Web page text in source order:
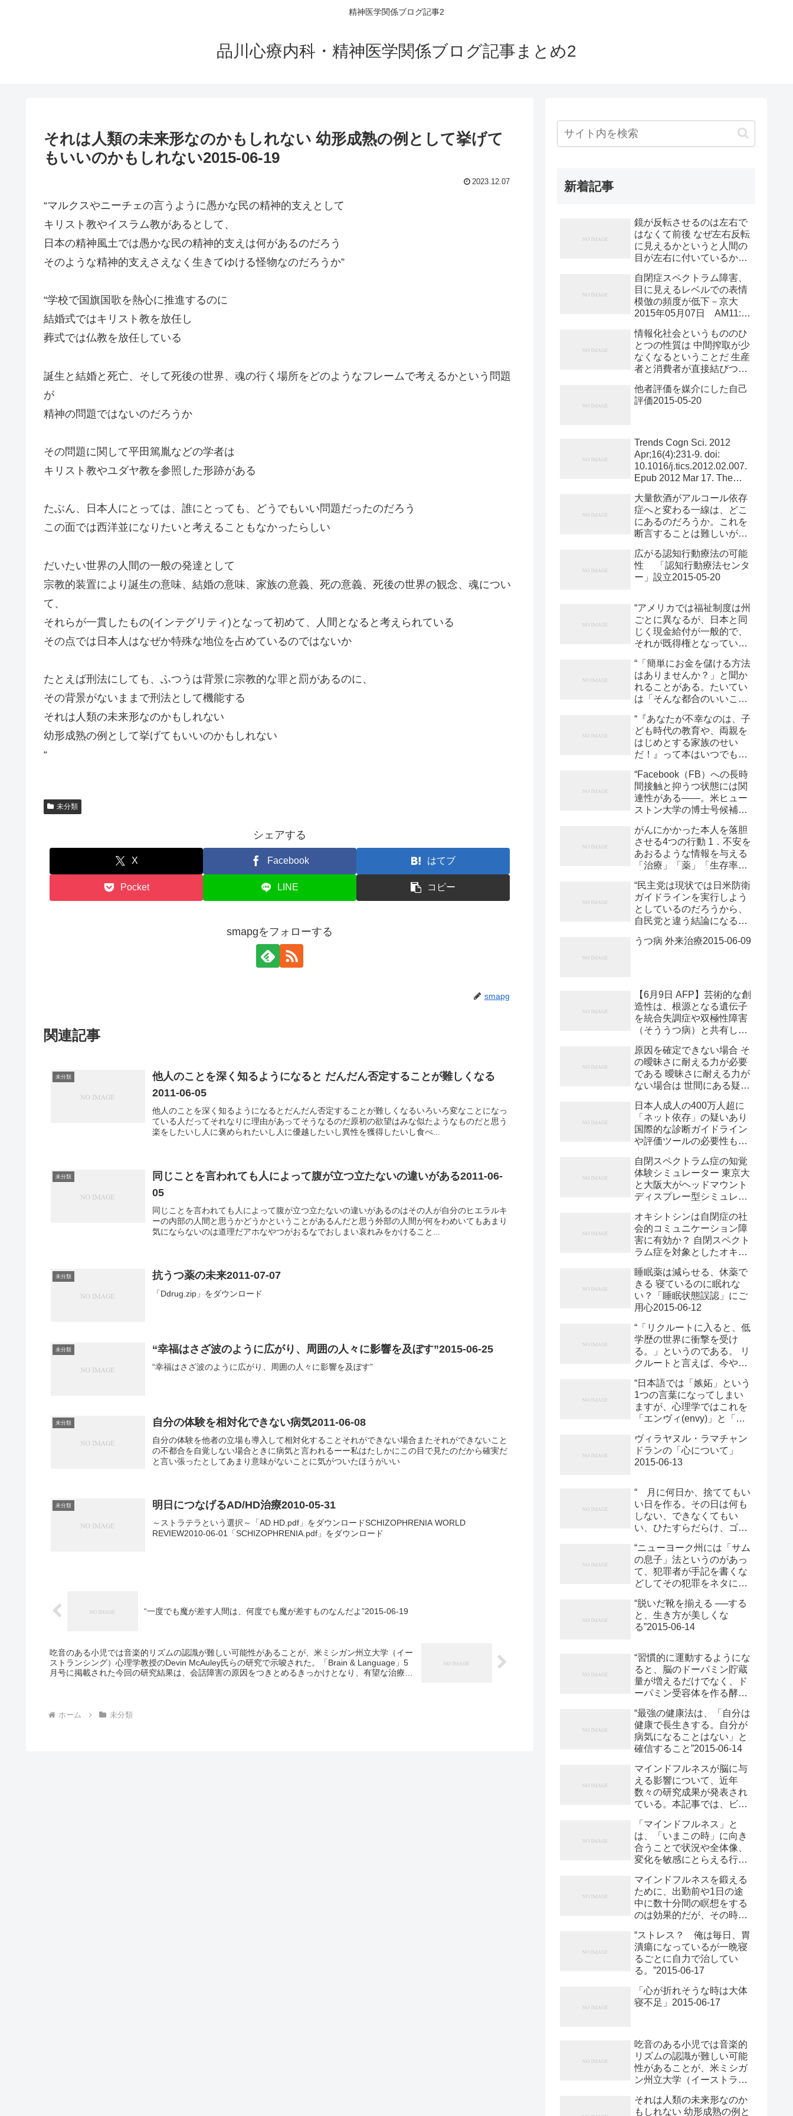
精神医学関係ブログ記事2
品川心療内科・精神医学関係ブログ記事まとめ2
それは人類の未来形なのかもしれない 幼形成熟の例として挙げて
もいいのかもしれない2015-06-19
2023.12.07
“マルクスやニーチェの言うように愚かな民の精神的支えとして
キリスト教やイスラム教があるとして、
日本の精神風土では愚かな民の精神的支えは何があるのだろう
そのような精神的支えさえなく生きてゆける怪物なのだろうか”
“学校で国旗国歌を熱心に推進するのに
結婚式ではキリスト教を放任し
葬式では仏教を放任している
誕生と結婚と死亡、そして死後の世界、魂の行く場所をどのようなフレームで考えるかという問題
が
精神の問題ではないのだろうか
その問題に関して平田篤胤などの学者は
キリスト教やユダヤ教を参照した形跡がある
たぶん、日本人にとっては、誰にとっても、どうでもいい問題だったのだろう
この面では西洋並になりたいと考えることもなかったらしい
だいたい世界の人間の一般の発達として
宗教的装置により誕生の意味、結婚の意味、家族の意義、死の意義、死後の世界の観念、魂につい
て、
それらが一貫したもの(インテグリティ)となって初めて、人間となると考えられている
その点では日本人はなぜか特殊な地位を占めているのではないか
たとえば刑法にしても、ふつうは背景に宗教的な罪と罰があるのに、
その背景がないままで刑法として機能する
それは人類の未来形なのかもしれない
幼形成熟の例として挙げてもいいのかもしれない
“
未分類
シェアする
X Facebook はてブ
Pocket LINE コピー
smapgをフォローする
smapg
関連記事
未分類
他人のことを深く知るようになると だんだん否定することが難しくなる
2011-06-05
他人のことを深く知るようになるとだんだん否定することが難しくなるいろいろ変なことになっ
ている人だってそれなりに理由があってそうなるのだ原初の欲望はみな似たようなものだと思う
楽をしたいし人に褒められたいし人に優越したいし異性を獲得したいし食べ...
未分類
同じことを言われても人によって腹が立つ立たないの違いがある2011-06-
05
同じことを言われても人によって腹が立つ立たないの違いがあるのはその人が自分のヒエラルキ
ーの内部の人間と思うかどうかということがあるんだと思う外部の人間が何をわめいてもあまり
気にならないのは道理だアホなやつがおるなでおしまい哀れみをかけること...
未分類 抗うつ薬の未来2011-07-07
「Ddrug.zip」をダウンロード
未分類 “幸福はさざ波のように広がり、周囲の人々に影響を及ぼす”2015-06-25
“幸福はさざ波のように広がり、周囲の人々に影響を及ぼす”
未分類 自分の体験を相対化できない病気2011-06-08
自分の体験を他者の立場も導入して相対化することそれができない場合またそれができないこと
の不都合を自覚しない場合ときに病気と言われるーー私はたしかにこの目で見たのだから確実だ
と言い張ったとしてあまり意味がないことに気がついたほうがいい
未分類 明日につなげるAD/HD治療2010-05-31
～ストラテラという選択～「AD.HD.pdf」をダウンロードSCHIZOPHRENIA WORLD
REVIEW2010-06-01「SCHIZOPHRENIA.pdf」をダウンロード
“一度でも魔が差す人間は、何度でも魔が差すものなんだよ”2015-06-19
吃音のある小児では音楽的リズムの認識が難しい可能性があることが、米ミシガン州立大学（イー
ストランシング）心理学教授のDevin McAuley氏らの研究で示唆された。「Brain & Language」5
月号に掲載された今回の研究結果は、会話障害の原因をつきとめるきっかけとなり、有望な治療法
ホーム 未分類
新着記事
鏡が反転させるのは左右で
はなくて前後 なぜ左右反転
に見えるかというと人間の
目が左右に付いているから
自閉症スペクトラム障害、
目に見えるレベルでの表情
模倣の頻度が低下－京大
2015年05月07日 AM11:45
ほど社会性の障害が強いこ
とが判明 京都大学は4月30
日、自閉症スペクトラム障
害（ASD）群および定型発
達群を対象として他者の表
情を見ている間の目に見え
る表情反応を評価した結
が低下しており、表情模倣
の頻度が低下するほど社会
性の障害が強いことが明ら
かになったことを発表し
究科の義村さや香助教、佐
藤弥准教2015-05-12
情報化社会というもののひ
とつの性質は 中間搾取が少
なくなるということだ 生産
者と消費者が直接結びつい
けで アマゾンがあれば問屋
も小売店も必要なくなると
言えば 人材紹介屋が介在し
て利益をあげていて 情報が
むしろ有料化されて隠され
ていると感じる リクルート
なり パソナは今また政治と
金が問題になっている
2015-05-20
他者評価を媒介にした自己
評価2015-05-20
Trends Cogn Sci. 2012
Apr;16(4):231-9. doi:
10.1016/j.tics.2012.02.007.
Epub 2012 Mar 17. The
autism. Chevallier C1,
Kohls G, Troiani V, Brodkin
ES, Schultz RT. Author
information Abstract The
idea that social motivation
defici2015-05-20
大量飲酒がアルコール依存
症へと変わる一線は、どこ
にあるのだろうか。これを
断言することは難しいが、
断するための一助として、
米ジョージア・リージェン
ツ大学のWilliam Jacobs氏
存における5つの主な徴候
を挙げている。 アルコール
への高い耐性。これは飲酒
量が増加することを意味す
る。耐性の高い人は明らか
な中毒徴候を示すことな
く、他の人よりも飲み過ぎ
てしまう可能性がある。 飲
酒をしていないときの離脱
震え、神経質、発汗、吐
気・嘔吐、不2015-05-20
広がる認知行動療法の可能
性 「認知行動療法センタ
ー」設立2015-05-20
“アメリカでは福祉制度は州
ごとに異なるが、日本と同
じく現金給付が一般的で、
それが既得権となってい
問題は解決しないと彼はい
う。 「お金を恵んでもらう
と、ひとはどこまでも堕ち
ていくんだ。それを見てい
るとかなしくなるよ」 その
言葉を、いまも覚えてい
る。” 「貧困ビジネス」
2015-05-25
“「簡単にお金を儲ける方法
はありませんか？」と聞か
れることがある。たいてい
は「そんな都合のいいこと
こたえるのだけど、実は世
の中にタナボタみたいな話
はけっこう転がっている。
それらはたいてい、制度の
歪みから生じる。 「ニュー
ヨークのホームレス」で貧
困ビジネスのことを書いた
のは、6年前の2004年だ。
でも私はそれよりずっと前
に、知り合いの精神科医か
らこの新しい商売のことを
聞いていた。空き家になっ
ているアパートの家主が地
ームレスに部屋を貸して生
活保護を申請するケ2015-
05-25
“『あなたが不幸なのは、子
ども時代の教育や、両親を
はじめとする家族のせい
だ！』って本はいつでも需
を言いづらい、という世の
中の風潮に対して、敢然と
家族への苛立ちを表明して
みせることへの憧れとか爽
快感」” “有名な人のそうい
う「負の感情」に触れるこ
とによって、「ああ、家族
を憎んでいても、良いんだ
な」と、救われる人も、少
なからずいるのかもしれま
せん”2015-05-25
“Facebook（FB）への長時
間接触と抑うつ状態には関
連性がある――。米ヒュー
ストン大学の博士号候補者
雑誌に掲載された（同大の
ホームページを参照）。著
者は、FBを通じて他人の生
活の「（良い面の）ハイラ
イト」を見ることが、自身
の生活と比較して、落ち込
んだ気持ちを引き起こし、
「自分の生活を悪いものと
感じるようになりかねな
い」と指摘している。SNS
健康への害にもつながりか
ねない」としている2015-
05-25
がんにかかった本人を落胆
させる4つの行動 1．不安を
あおるような情報を与える
「治療」「薬」「生存率」
する不確かな情報は言わな
い。 2．本人の気持ちを逆
なでするような言動を取る
「いつ治るんだ？」「なぜ
がんになったんだ？」な
ど、パートナーが答えよう
頑張っている。「もっと頑
張れる」「頑張れば治る」
などの言葉で、今以上の努
力を要求するような言い方
ナーを無視したり、無口に
なったりする パー2015-05-
28
“民主党は現状では日米防衛
ガイドラインを実行しよう
としているのだろうから、
自民党と違う結論になるこ
09
うつ病 外来治療2015-06-09
【6月9日 AFP】芸術的な創
造性は、根源となる遺伝子
を統合失調症や双極性障害
（そううつ病）と共有して
結果が8日、英科学誌「ネ
イチャー・ニューロサイエ
ンス（Nature
Neuroscience）」に発表さ
れた。 研究では、アイスラ
ンドのバイオテクノロジー
企業「デコード・ジェネテ
ィクス（deCODE
Genetics）」が同国で集め
たサンプルから得られた
DNAコードを集積した遺伝
子データベースを詳細に分
析。まず、アイスランド人
医療情報を比較し、統合失
2015-06-11
原因を確定できない場合 そ
の曖昧さに耐える力が必要
である 曖昧さに耐える力が
ない場合は 世間にある疑似
の枠内で理解して 不安を解
消しようとする 未来を確定
できない場合も同様に曖昧
さに耐える力が必要である
2015-06-12
日本人成人の400万人超に
「ネット依存」の疑いあり
国際的な診断ガイドライン
や評価ツールの必要性も訴
超、中高生の50万人超に、
インターネット使用障害
（IUD）、いわゆる「ネッ
ト依存」の疑いがあると推
計されることが示された。
国立病院機構久里浜医療セ
ンターの三原聡子氏が、6
月4日～6日に大阪市で開催
された第111回日本精神神
経学会学術総会（同時開
催：WPA Regional
Congress Osaka Japan
2015）のJSPN/WPA合同シ
ト使用2015-06-12
自閉スペクトラム症の知覚
体験シミュレーター 東京大
と大阪大がヘッドマウント
ディスプレー型シミュレー
阪大学による研究グループ
は、自閉スペクトラム症の
特異な知覚世界を体験でき
るヘッドマウントディスプ
レー（HMD）型知覚体験シ
ミュレーターを開発した
（図1）。研究グループに
は、大阪大学大学院工学研
究科の特任准教授（常勤）
の長井志江氏、博士前期課
程2年の秦世博氏、教授の
浅田稔氏、東京大学先端科
学技術研究センターの特任
研究員の綾屋紗月氏が参画
する。 今回の研究2015-
06-12
オキシトシンは自閉症の社
会的コミュニケーション障
害に有効か？ 自閉スペクト
ラム症を対象としたオキシ
開始へ 独自に並行輸入して
使用する「オキシトシンフ
ィーバー」に懸念も 福井大
学子どものこころの発達研
究センターの小坂浩隆氏ら
は、6月4日～6日に大阪市
で開催された第111回日本
精神神経学会学術総会のワ
ークショップ「自閉スペク
トラム症者への経鼻的オキ
シトシン継続投与の臨床試
験報告と今後の展開」の中
で、「経鼻薬によるオキシ
スペクトラム症（ASD）の
社会的コミュニケ2015-06-
12
睡眠薬は減らせる、休薬で
きる 寝ているのに眠れな
い？「睡眠状態誤認」にご
用心2015-06-12
“「リクルートに入ると、低
学歴の世界に衝撃を受け
る。」というのである。 リ
クルートと言えば、今や押
あり就職人気ランキング入
りの常連企業である。 毎年
有名大学を出た優秀な若者
が多数就職していく。 とこ
ろが彼らのやっているとい
うことはようは地域密着型
広告代理店である。 かの有
の顧客は、飲食店、不動
産、美容院やら、旅館、中
小企業やら、そういうそこ
らへんにある地場のローカ
こういう地場の店舗・企
業、つまりオーナー社
2015-06-13
“日本語では「嫉妬」という
1つの言葉になってしまい
ますが、心理学ではこれを
「エンヴィ(envy)」と「ジ
けて考えます。エンヴィは
「あんなやつ堕落してしま
えばいいのに」という憎し
ですが、ジェラスは自分に
欠けているものをもってい
る人に出会ったときに、コ
ンプレックスが刺激されて
定的な意味合いで使われま
す。”2015-06-13
ヴィラヤヌル・ラマチャン
ドランの「心について」
2015-06-13
“ 月に何日か、捨ててもい
い日を作る。その日は何も
しない、できなくてもい
い、ひたすらだらけ、ゴロ
いっても、部屋の換気と洗
濯くらいはする。 夕方、
ようやくからだが軽くな
る。 近所の焼鳥屋でレバ
ーとハツを三本ずつ買って
きて、ひとりで食う。 こ
れでどうにかなるのではな
いか。”2015-06-14
“ニューヨーク州には「サム
の息子」法というのがあっ
て、犯罪者が手記を書くな
どしてその犯罪をネタに収
害者が申し立てをし、売上
げ金を取り上げることがで
きる。 ”2015-06-14
“脱いだ靴を揃える ──する
と、生き方が美しくな
る”2015-06-14
“習慣的に運動するようにな
ると、脳のドーパミン貯蔵
量が増えるだけでなく、ド
ーパミン受容体を作る酵素
枢」にある受容体そのもの
が多くなる。それで、なに
かをなし遂げたときにより
強い満足感を得られるよう
になるのだ。”2015-06-14
“最強の健康法は、「自分は
健康で長生きする。自分が
病気になることはない」と
確信すること”2015-06-14
マインドフルネスが脳に与
える影響について、近年
数々の研究成果が発表され
ている。本記事では、ビジ
ある2つの脳部位について
報告する。 ビジネスの世界
では、マインドフルネスが
もてはやされている。だ
が、その効果は単なる評判
ではなく自然科学の裏づけ
がある、と知っている人は
多くないかもしれない。近
年の研究結果からは、主観
的な判断をせず意識を「い
まこの時」に集中させるこ
と（すなわちマインドフル
ネス）によって、脳に変化
的根拠が得られている。こ
れはすべてのリーダーは
「マインドフルネス」と
は、「いまこの時」に向き
合うことで状況や全体像、
変化を敏感にとらえる行為
らその効用が注目され、
2012年にはダボス会議で初
めて取り上げられた。本誌
2014年9月号の特集「一流
に学ぶハードワーク」に合
わせ、HBR.ORGのマイン
ドフルネス関連記事を4回
にわたってお届けする。第
1回は、この分野における
第一人者エレン・ランガー
がリーダーシップとマイン
スネス」は、どの組織にと
ってもマイナスで2015-06-
15
マインドフルネスを鍛える
ために、出勤前や1日の途
中に数十分間の瞑想をする
のは効果的だが、その時間
う。マインドフルネスの戦
略的な取り組みを支援する
専門家マリア・ゴンザレス
が、いつどこでも実践でき
る訓練法を紹介する。ポイ
ントは、「いまこの時」を
数分、さらには数秒という
ている「マインドフルネ
ス」とは、実際のところ何
なのか。簡単にいえば、ど
んな状況下でも、一瞬一瞬
とらえる」力であり、「気
“ストレス？ 俺は毎日、胃
潰瘍になっているが一晩寝
るごとに自力で治してい
る。”2015-06-17
「心が折れそうな時は大体
寝不足」2015-06-17
吃音のある小児では音楽的
リズムの認識が難しい可能
性があることが、米ミシガ
ン州立大学（イーストラン
Devin McAuley氏らの研究
それは人類の未来形なのか
もしれない 幼形成熟の例と